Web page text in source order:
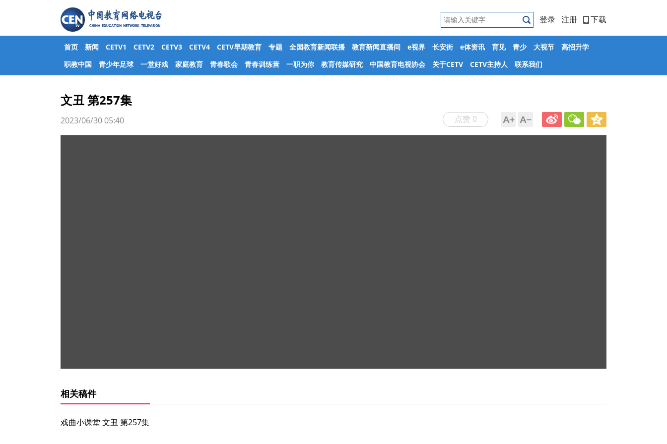
登录 注册 下载
首页 新闻 CETV1 CETV2 CETV3 CETV4 CETV早期教育 专题 全国教育新闻联播 教育新闻直播间 e视界 长安街 e体资讯 育见 青少 大视节
高招升学
职教中国
青少年足球 一堂好戏 家庭教育 青春歌会 青春训练营 一职为你 教育传媒研究 中国教育电视协会 关于CETV CETV主持人 联系我们
文丑 第257集
点赞 0
2023/06/30 05:40
相关稿件
戏曲小课堂 文丑 第257集